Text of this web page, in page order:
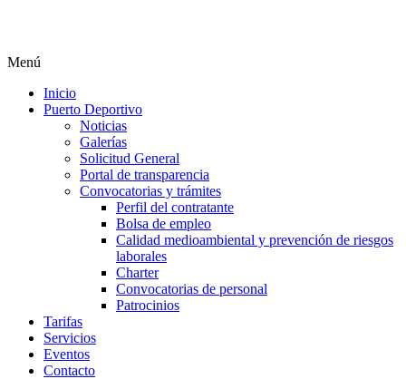
Menú
Inicio
Puerto Deportivo
Noticias
Galerías
Solicitud General
Portal de transparencia
Convocatorias y trámites
Perfil del contratante
Bolsa de empleo
Calidad medioambiental y prevención de riesgos
laborales
Charter
Convocatorias de personal
Patrocinios
Tarifas
Servicios
Eventos
Contacto